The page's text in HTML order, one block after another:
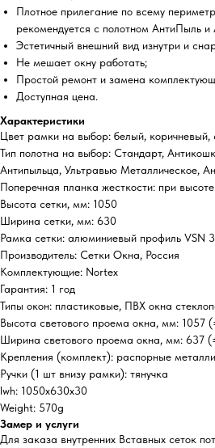
Плотное прилегание по всему
рекомендуется с полотном АнтиПыль
Эстетичный внешний вид изнутри и
Не мешает окну работать;
Простой ремонт и замена
Доступная цена.
Характеристики
Цвет рамки на выбор: белый, коричневый,
Тип полотна на выбор: Стандарт,
Антипыльца, Ультравью Металлическое,
Поперечная планка жесткости: при
Высота сетки, мм: 1050
Ширина сетки, мм: 630
Рамка сетки: алюминиевый профиль VSN
Производитель: Сетки Окна, Россия
Комплектующие: Nortex
Гарантия: 1 год
Типы окон: пластиковые, ПВХ окна
Высота светового проема окна, мм: 1057
Ширина светового проема окна, мм: 637
Крепления (комплект): распорные
Ручки (1 шт внизу рамки): тянучка
lwh: 1050x630x30
Weight: 570g
Замер и услуги
Для заказа внутренних Вставных сеток